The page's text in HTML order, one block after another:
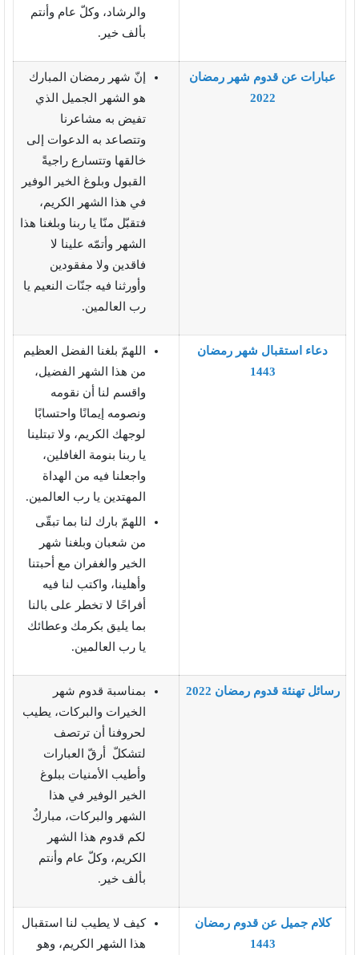
والرشاد، وكلّ عام وأنتم
بألف خير.
عبارات عن قدوم شهر رمضان
2022
إنّ شهر رمضان المبارك
هو الشهر الجميل الذي
تفيض به مشاعرنا
وتتصاعد به الدعوات إلى
خالقها وتتسارع راجيةً
القبول وبلوغ الخير الوفير
في هذا الشهر الكريم،
فتقبّل منّا يا ربنا وبلغنا هذا
الشهر وأتمّه علينا لا
فاقدين ولا مفقودين
وأورثنا فيه جنّات النعيم يا
رب العالمين.
دعاء استقبال شهر رمضان
1443
اللهمّ بلغنا الفضل العظيم
من هذا الشهر الفضيل،
واقسم لنا أن نقومه
ونصومه إيمانًا واحتسابًا
لوجهك الكريم، ولا تبتلينا
يا ربنا بنومة الغافلين،
واجعلنا فيه من الهداة
المهتدين يا رب العالمين.
اللهمّ بارك لنا بما تبقّى
من شعبان وبلغنا شهر
الخير والغفران مع أحبتنا
وأهلينا، واكتب لنا فيه
أفراحًا لا تخطر على بالنا
بما يليق بكرمك وعطائك
يا رب العالمين.
رسائل تهنئة قدوم رمضان 2022
بمناسبة قدوم شهر
الخيرات والبركات، يطيب
لحروفنا أن ترتصف
لتشكلّ أرقّ العبارات
وأطيب الأمنيات ببلوغ
الخير الوفير في هذا
الشهر والبركات، مباركٌ
لكم قدوم هذا الشهر
الكريم، وكلّ عام وأنتم
بألف خير.
كلام جميل عن قدوم رمضان
1443
كيف لا يطيب لنا استقبال
هذا الشهر الكريم، وهو